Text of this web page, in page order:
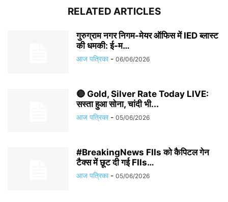
RELATED ARTICLES
गुरुग्राम नगर निगम-मेयर ऑफिस में IED ब्लास्ट
की धमकी: ई-म…
आज पत्रिका - 06/06/2026
🔴 Gold, Silver Rate Today LIVE:
सस्ता हुआ सोना, चांदी भी...
आज पत्रिका - 05/06/2026
#BreakingNews FIIs को कैपिटल गेन
टैक्स में छूट दी गई FIIs…
आज पत्रिका - 05/06/2026